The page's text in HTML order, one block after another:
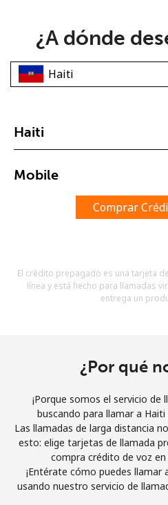
No
Mínimo 8 caracteres
Un caracter especial
Al abrir una cuenta en este
Términos y condiciones.
¿A dónde
Haiti
Mobile
Comprar
El crédito prepagado es una tarjeta
línea y está hecho para llamadas
entrega un
¿Por qué
¡Porque somos el servicio de
buscando para llamar a
Las llamadas de larga distancia
esto: elige tarjetas de llamada
compra crédito de voz en
¡Entérate cómo puedes llamar
usando nuestro servicio de